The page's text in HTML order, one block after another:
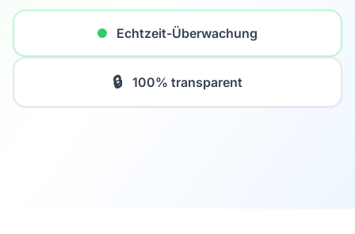
Echtzeit-Überwachung
🔒 100% transparent